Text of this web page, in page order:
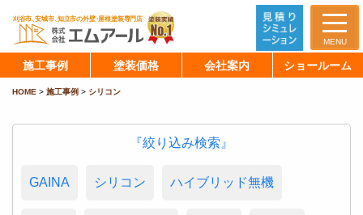
MENU
施工事例 塗装価格 会社案内 ショールーム
HOME > 施工事例 > シリコン
『絞り込み検索』
GAINA シリコン ハイブリッド無機